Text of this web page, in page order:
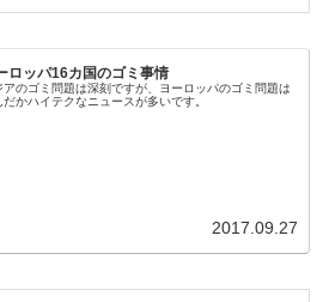
ロッパ16カ国のゴミ事情
アのゴミ問題は深刻ですが、ヨーロッパのゴミ問題は
だかハイテクなニュースが多いです。
2017.09.27